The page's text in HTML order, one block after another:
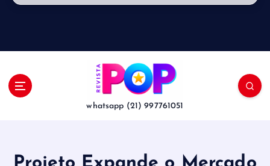
whatsapp (21) 997761051